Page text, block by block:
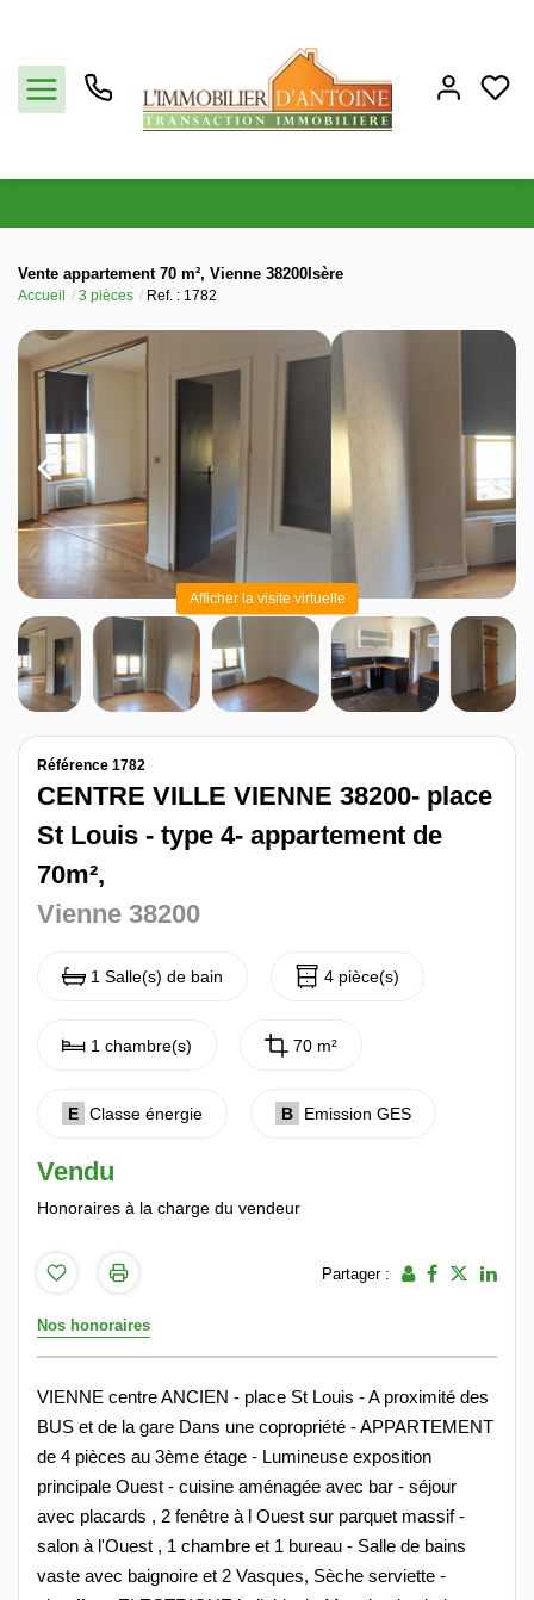
Vendre
Estimation
Notre agence
Partenaires
Nos avis
Contact
Vente appartement 70 m², Vienne 38200Isère
Accueil 3 pièces Ref. : 1782
Afficher la visite virtuelle
Référence 1782
CENTRE VILLE VIENNE 38200- place
St Louis - type 4- appartement de
70m²,
Vienne 38200
1 Salle(s) de bain 4 pièce(s)
1 chambre(s) 70 m²
E Classe énergie B Emission GES
Vendu
Honoraires à la charge du vendeur
Partager :
Nos honoraires
VIENNE centre ANCIEN - place St Louis - A proximité des
BUS et de la gare Dans une copropriété - APPARTEMENT
de 4 pièces au 3ème étage - Lumineuse exposition
principale Ouest - cuisine aménagée avec bar - séjour
avec placards , 2 fenêtre à l Ouest sur parquet massif -
salon à l'Ouest , 1 chambre et 1 bureau - Salle de bains
vaste avec baignoire et 2 Vasques, Sèche serviette -